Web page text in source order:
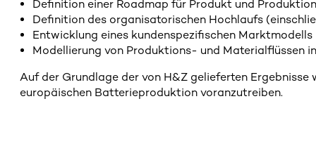
Definition einer Roadmap für Produkt und
Definition des organisatorischen Hochlaufs
Entwicklung eines kundenspezifischen
Modellierung von Produktions- und Materialflüssen
Auf der Grundlage der von H&Z gelieferten
europäischen Batterieproduktion voranzutreiben.